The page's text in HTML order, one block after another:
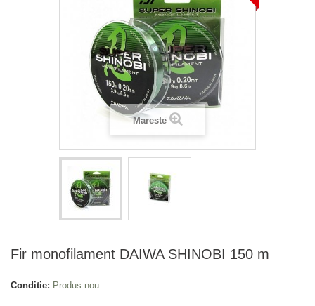
Mareste
Fir monofilament DAIWA SHINOBI 150 m
Conditie: Produs nou